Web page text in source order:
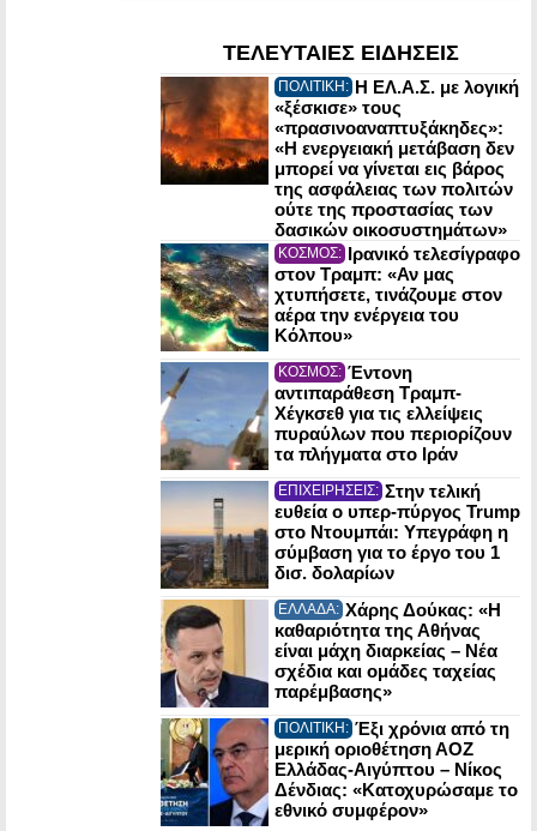
ΤΕΛΕΥΤΑΙΕΣ ΕΙΔΗΣΕΙΣ
ΠΟΛΙΤΙΚΗ: Η ΕΛ.Α.Σ. με λογική
«ξέσκισε» τους
«πρασινοαναπτυξάκηδες»:
«Η ενεργειακή μετάβαση δεν
μπορεί να γίνεται εις βάρος
της ασφάλειας των πολιτών
ούτε της προστασίας των
δασικών οικοσυστημάτων»
ΚΟΣΜΟΣ: Ιρανικό τελεσίγραφο
στον Τραμπ: «Αν μας
χτυπήσετε, τινάζουμε στον
αέρα την ενέργεια του
Κόλπου»
ΚΟΣΜΟΣ: Έντονη
αντιπαράθεση Τραμπ-
Χέγκσεθ για τις ελλείψεις
πυραύλων που περιορίζουν
τα πλήγματα στο Ιράν
ΕΠΙΧΕΙΡΗΣΕΙΣ: Στην τελική
ευθεία ο υπερ-πύργος Trump
στο Ντουμπάι: Υπεγράφη η
σύμβαση για το έργο του 1
δισ. δολαρίων
ΕΛΛΑΔΑ: Χάρης Δούκας: «Η
καθαριότητα της Αθήνας
είναι μάχη διαρκείας – Νέα
σχέδια και ομάδες ταχείας
παρέμβασης»
ΠΟΛΙΤΙΚΗ: Έξι χρόνια από τη
μερική οριοθέτηση ΑΟΖ
Ελλάδας-Αιγύπτου – Νίκος
Δένδιας: «Κατοχυρώσαμε το
εθνικό συμφέρον»